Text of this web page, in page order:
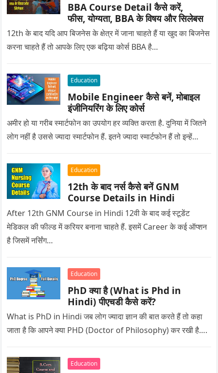
BBA Course Detail कैसे करें,
फीस, योग्यता, BBA के विषय और सिलेबस
12th के बाद यदि आप बिजनेस के क्षेत्र में जाना चाहते हैं या खुद का बिजनेस
करना चाहते हैं तो आपके लिए एक बढ़िया कोर्स BBA है…
Education
Mobile Engineer कैसे बनें, मोबाइल
इंजीनियरिंग के लिए कोर्स
अमीर हो या गरीब स्मार्टफोन का उपयोग हर व्यक्ति करता है. दुनिया में जितने
लोग नहीं है उससे ज्यादा स्मार्टफोन हैं. इतने ज्यादा स्मार्टफोन हैं तो इन्हें…
Education
12th के बाद नर्स कैसे बनें GNM
Course Details in Hindi
After 12th GNM Course in Hindi 12वी के बाद कई स्टूडेंट
मेडिकल की फील्ड में करियर बनाना चाहते हैं. इसमें Career के कई ऑप्शन
है जिसमें नर्सिंग…
Education
PhD क्या है (What is Phd in
Hindi) पीएचडी कैसे करें?
What is PhD in Hindi जब लोग ज्यादा ज्ञान की बात करते हैं तो कहा
जाता है कि आपने क्या PHD (Doctor of Philosophy) कर रखी है….
Education